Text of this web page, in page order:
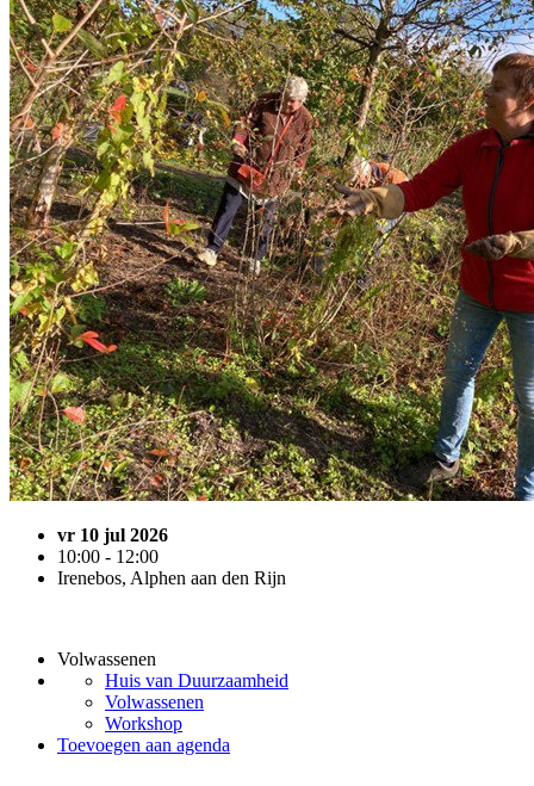
vr 10 jul 2026
10:00 - 12:00
Irenebos, Alphen aan den Rijn
Volwassenen
Huis van Duurzaamheid
Volwassenen
Workshop
Toevoegen aan agenda